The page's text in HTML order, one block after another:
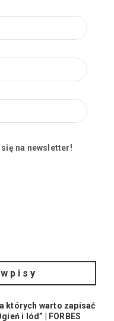
na newsletter!
których warto zapisać
i lód” | FORBES